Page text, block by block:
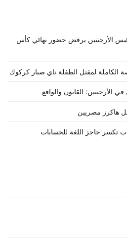
الأرجنتين يرفض حضور نهائي كأس
الكاملة لمقتل الطفلة ناي صبار كركوك
الأرجنتين: القانون والواقع
هاكرز مصريين
تكسر حاجز اللغة للحسابات